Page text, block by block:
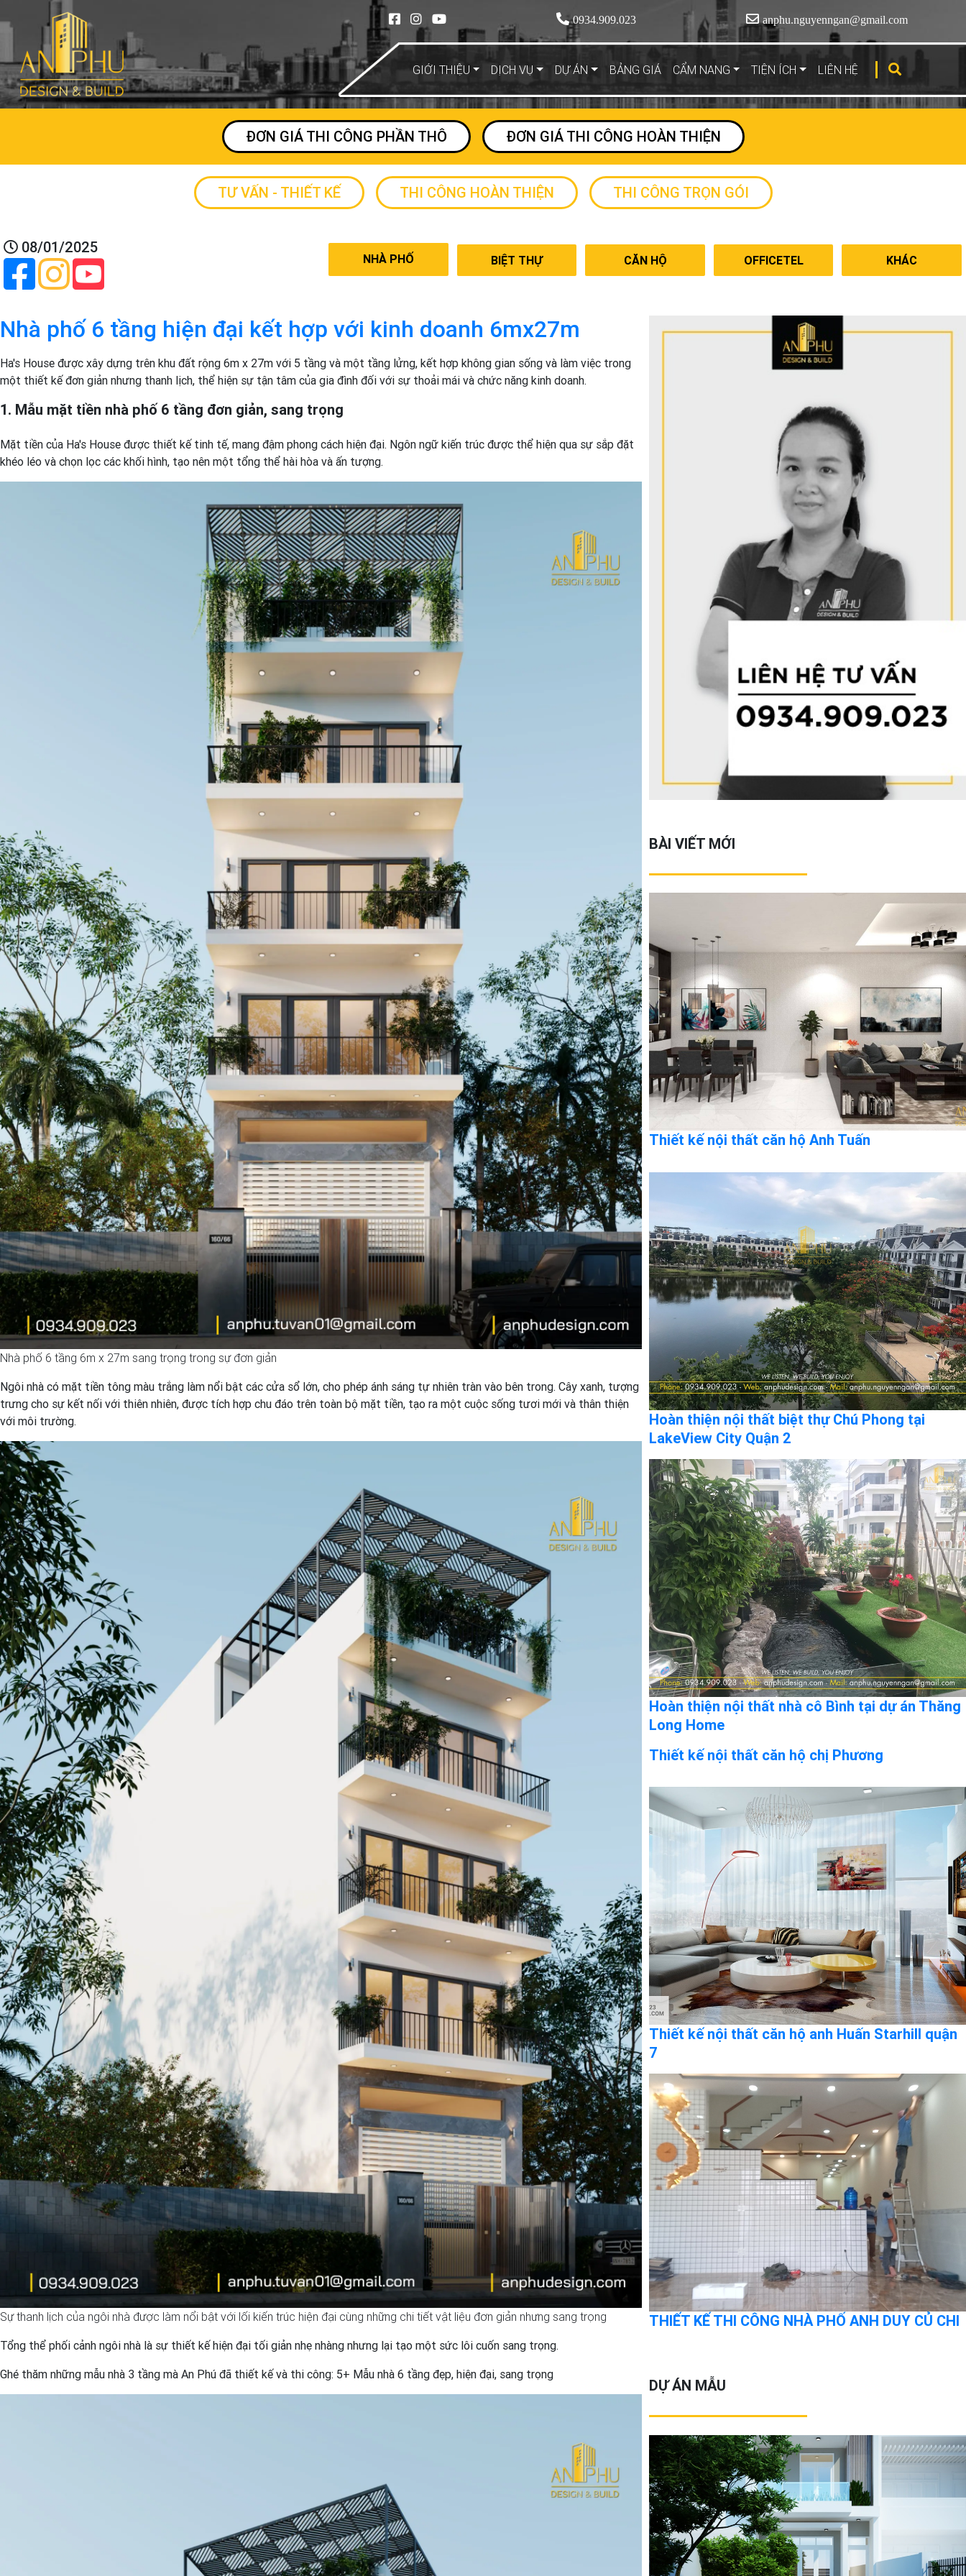
0934.909.023 anphu.nguyenngan@gmail.com
GIỚI THIỆU DỊCH VỤ DỰ ÁN BẢNG GIÁ CẨM NANG TIỆN ÍCH LIÊN HỆ
ĐƠN GIÁ THI CÔNG PHẦN THÔ ĐƠN GIÁ THI CÔNG HOÀN THIỆN
TƯ VẤN - THIẾT KẾ THI CÔNG HOÀN THIỆN THI CÔNG TRỌN GÓI
08/01/2025
NHÀ PHỐ BIỆT THỰ CĂN HỘ OFFICETEL KHÁC
Nhà phố 6 tầng hiện đại kết hợp với kinh doanh 6mx27m
Ha's House được xây dựng trên khu đất rộng 6m x 27m với 5 tầng và một tầng lửng, kết hợp không gian sống và làm việc trong
một thiết kế đơn giản nhưng thanh lịch, thể hiện sự tận tâm của gia đình đối với sự thoải mái và chức năng kinh doanh.
1. Mẫu mặt tiền nhà phố 6 tầng đơn giản, sang trọng
Mặt tiền của Ha's House được thiết kế tinh tế, mang đậm phong cách hiện đại. Ngôn ngữ kiến trúc được thể hiện qua sự sắp đặt
khéo léo và chọn lọc các khối hình, tạo nên một tổng thể hài hòa và ấn tượng.
Nhà phố 6 tầng 6m x 27m sang trọng trong sự đơn giản
Ngôi nhà có mặt tiền tông màu trắng làm nổi bật các cửa sổ lớn, cho phép ánh sáng tự nhiên tràn vào bên trong. Cây xanh, tượng
trưng cho sự kết nối với thiên nhiên, được tích hợp chu đáo trên toàn bộ mặt tiền, tạo ra một cuộc sống tươi mới và thân thiện
với môi trường.
Sự thanh lịch của ngôi nhà được làm nổi bật với lối kiến trúc hiện đại cùng những chi tiết vật liệu đơn giản nhưng sang trọng
Tổng thể phối cảnh ngôi nhà là sự thiết kế hiện đại tối giản nhẹ nhàng nhưng lại tạo một sức lôi cuốn sang trọng.
Ghé thăm những mẫu nhà 3 tầng mà An Phú đã thiết kế và thi công: 5+ Mẫu nhà 6 tầng đẹp, hiện đại, sang trọng
BÀI VIẾT MỚI
Thiết kế nội thất căn hộ Anh Tuấn
Hoàn thiện nội thất biệt thự Chú Phong tại
LakeView City Quận 2
Hoàn thiện nội thất nhà cô Bình tại dự án Thăng
Long Home
Thiết kế nội thất căn hộ chị Phương
Thiết kế nội thất căn hộ anh Huấn Starhill quận
7
THIẾT KẾ THI CÔNG NHÀ PHỐ ANH DUY CỦ CHI
DỰ ÁN MẪU